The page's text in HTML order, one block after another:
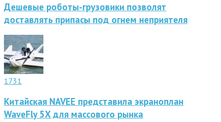
Дешевые роботы-грузовики позволят
доставлять припасы под огнем неприятеля
1731
Китайская NAVEE представила экраноплан
WaveFly 5X для массового рынка